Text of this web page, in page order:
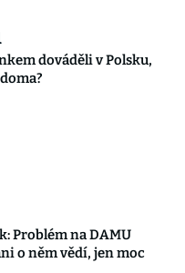
dováděli v Polsku,
Problém na DAMU
o něm vědí, jen moc